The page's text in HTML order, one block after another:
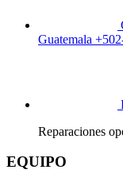
Guatemala
Reparaciones
EQUIPO